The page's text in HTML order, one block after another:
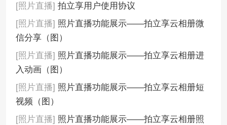
[照片直播] 拍立享用户使用协议
[照片直播] 照片直播功能展示——拍立享云相册微
信分享（图）
[照片直播] 照片直播功能展示——拍立享云相册进
入动画（图）
[照片直播] 照片直播功能展示——拍立享云相册短
视频（图）
[照片直播] 照片直播功能展示——拍立享云相册照